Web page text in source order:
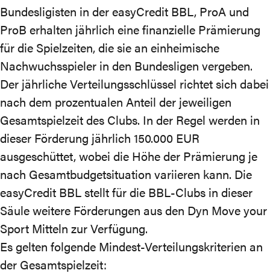
Bundesligisten in der easyCredit BBL, ProA und
ProB erhalten jährlich eine finanzielle Prämierung
für die Spielzeiten, die sie an einheimische
Nachwuchsspieler in den Bundesligen vergeben.
Der jährliche Verteilungsschlüssel richtet sich dabei
nach dem prozentualen Anteil der jeweiligen
Gesamtspielzeit des Clubs. In der Regel werden in
dieser Förderung jährlich 150.000 EUR
ausgeschüttet, wobei die Höhe der Prämierung je
nach Gesamtbudgetsituation variieren kann. Die
easyCredit BBL stellt für die BBL-Clubs in dieser
Säule weitere Förderungen aus den Dyn Move your
Sport Mitteln zur Verfügung.
Es gelten folgende Mindest-Verteilungskriterien an
der Gesamtspielzeit: